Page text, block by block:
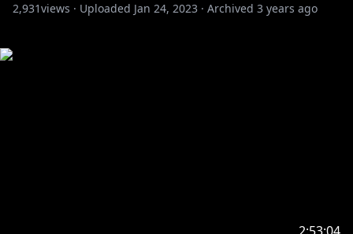
2,931views · Uploaded Jan 24, 2023 · Archived 3 years ago